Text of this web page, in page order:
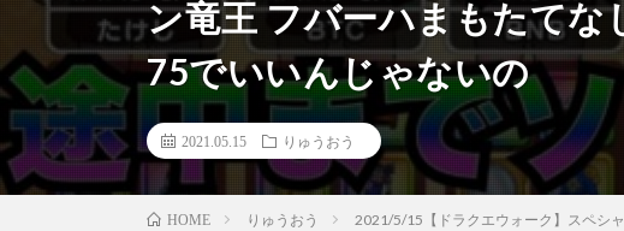
ン竜王 フバーハまもたてな
75でいいんじゃないの
2021.05.15 りゅうおう
HOME りゅうおう 2021/5/15【ドラクエウォーク】スペシ